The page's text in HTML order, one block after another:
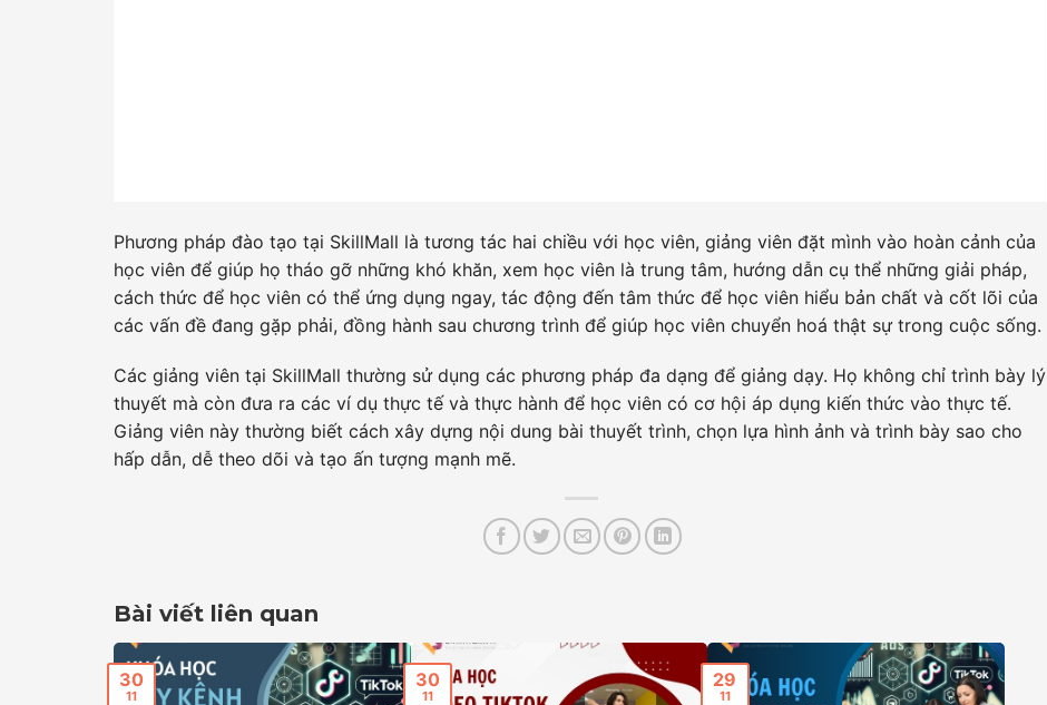
Phương pháp đào tạo tại SkillMall là tương tác hai chiều với học viên, giảng viên đặt mình vào hoàn cảnh của
học viên để giúp họ tháo gỡ những khó khăn, xem học viên là trung tâm, hướng dẫn cụ thể những giải pháp,
cách thức để học viên có thể ứng dụng ngay, tác động đến tâm thức để học viên hiểu bản chất và cốt lõi của
các vấn đề đang gặp phải, đồng hành sau chương trình để giúp học viên chuyển hoá thật sự trong cuộc sống.
Các giảng viên tại SkillMall thường sử dụng các phương pháp đa dạng để giảng dạy. Họ không chỉ trình bày lý
thuyết mà còn đưa ra các ví dụ thực tế và thực hành để học viên có cơ hội áp dụng kiến thức vào thực tế.
Giảng viên này thường biết cách xây dựng nội dung bài thuyết trình, chọn lựa hình ảnh và trình bày sao cho
hấp dẫn, dễ theo dõi và tạo ấn tượng mạnh mẽ.
Bài viết liên quan
30
11
30
11
29
11